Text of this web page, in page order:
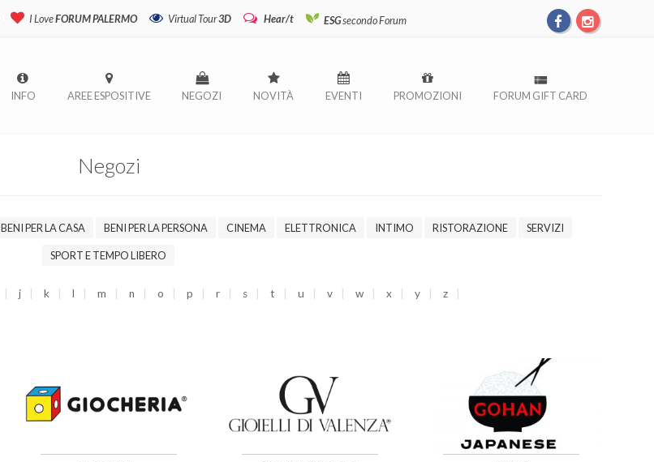
I LoveFORUM PALERMO Virtual Tour3D Hear/t ESGsecondo Forum
INFO AREE ESPOSITIVE NEGOZI NOVITÀ EVENTI PROMOZIONI FORUM GIFT CARD
Negozi
BENI PER LA CASA BENI PER LA PERSONA CINEMA ELETTRONICA INTIMO RISTORAZIONE SERVIZI
SPORT E TEMPO LIBERO
j k l m n o p r s t u v w x y z